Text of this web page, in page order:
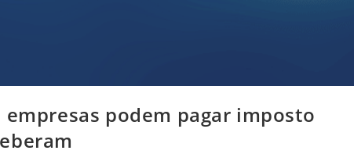
podem pagar imposto